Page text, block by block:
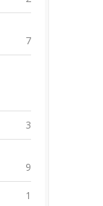
7
3
9
1